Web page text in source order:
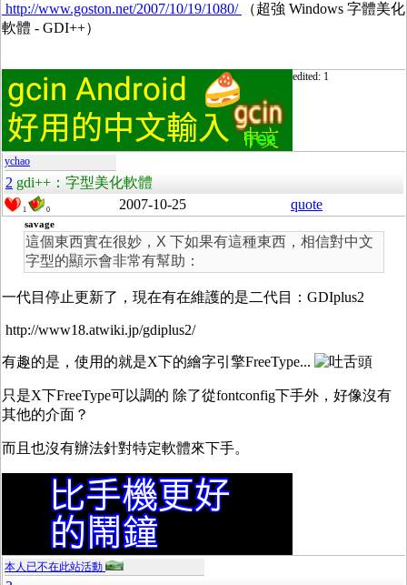
http://www.goston.net/2007/10/19/1080/
（超強 Windows 字體美化
軟體 - GDI++）
edited: 1
ychao
2 gdi++：字型美化軟體
1 0 2007-10-25 quote
savage
這個東西實在很妙，X 下如果有這種東西，相信對中文
字型的顯示會非常有幫助：
一代目停止更新了，現在有在維護的是二代目：GDIplus2
http://www18.atwiki.jp/gdiplus2/
有趣的是，使用的就是X下的繪字引擎FreeType...
只是X下FreeType可以調的 除了從fontconfig下手外，好像沒有
其他的介面？
而且也沒有辦法針對特定軟體來下手。
本人已不在此站活動